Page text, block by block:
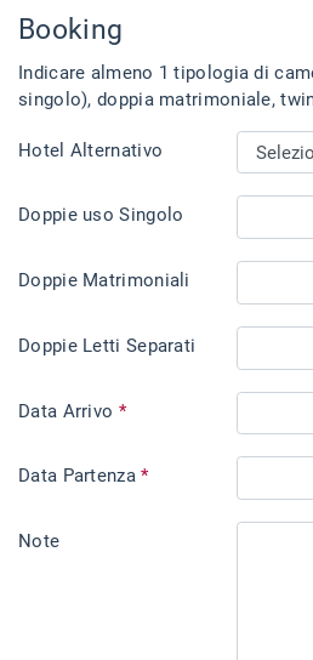
Booking
Indicare almeno 1 tipologia di
singolo), doppia matrimoniale,
Hotel Alternativo
Doppie uso Singolo
Doppie Matrimoniali
Doppie Letti Separati
Data Arrivo *
Data Partenza*
Note